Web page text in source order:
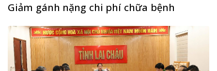
Giảm gánh nặng chi phí chữa bệnh